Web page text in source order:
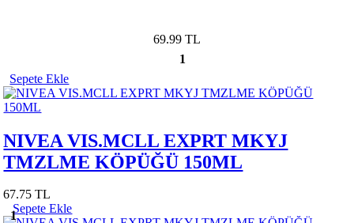
69.99 TL
1
Sepete Ekle
NIVEA VIS.MCLL EXPRT MKYJ
TMZLME KÖPÜĞÜ 150ML
67.75 TL
1
Sepete Ekle